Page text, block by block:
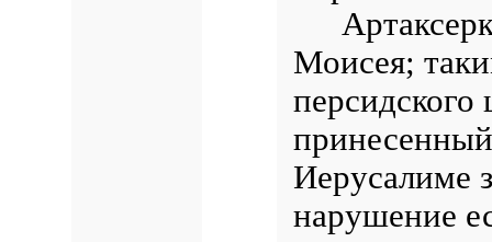
Моисея;
персидского
Иерусалиме
нарушение